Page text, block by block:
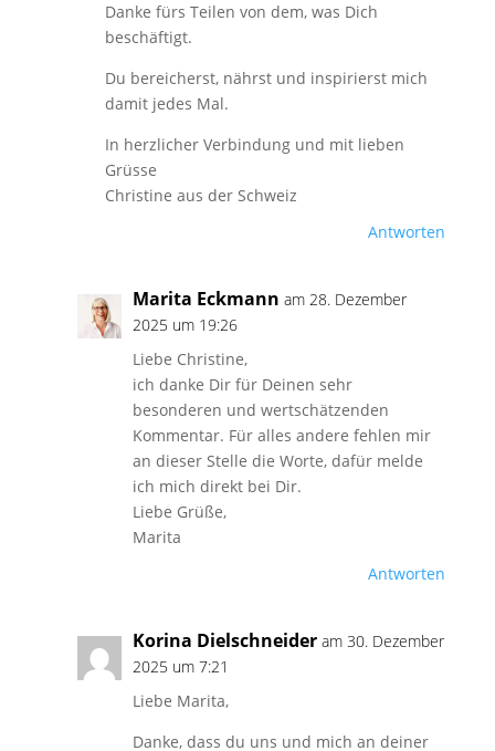
Danke fürs Teilen von dem, was Dich
beschäftigt.
Du bereicherst, nährst und inspirierst mich
damit jedes Mal.
In herzlicher Verbindung und mit lieben
Grüsse
Christine aus der Schweiz
Antworten
Marita Eckmann am 28. Dezember
2025 um 19:26
Liebe Christine,
ich danke Dir für Deinen sehr
besonderen und wertschätzenden
Kommentar. Für alles andere fehlen mir
an dieser Stelle die Worte, dafür melde
ich mich direkt bei Dir.
Liebe Grüße,
Marita
Antworten
Korina Dielschneider am 30. Dezember
2025 um 7:21
Liebe Marita,
Danke, dass du uns und mich an deiner